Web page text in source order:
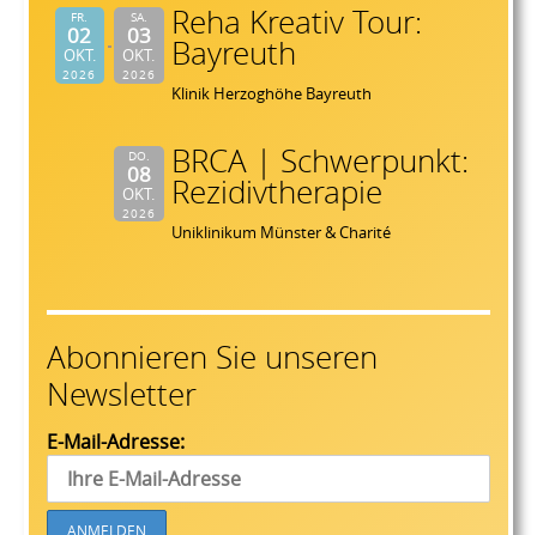
FR.
02
OKT.
2026
SA.
03
OKT.
2026
Reha Kreativ Tour:
Bayreuth
Klinik Herzoghöhe Bayreuth
DO.
08
OKT.
2026
BRCA | Schwerpunkt:
Rezidivtherapie
Uniklinikum Münster & Charité
Abonnieren Sie unseren
Newsletter
E-Mail-Adresse: